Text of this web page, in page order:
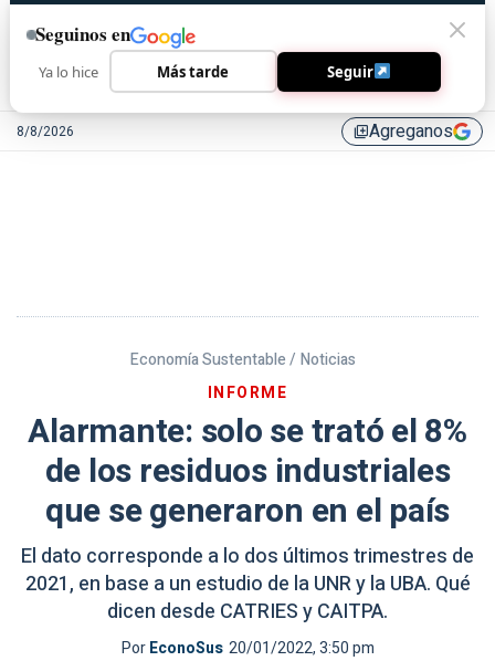
8/8/2026 library_addAgreganos
Economía Sustentable / Noticias
INFORME
Alarmante: solo se trató el 8%
de los residuos industriales
que se generaron en el país
El dato corresponde a lo dos últimos trimestres de
2021, en base a un estudio de la UNR y la UBA. Qué
dicen desde CATRIES y CAITPA.
PorEconoSus 20/01/2022, 3:50 pm
Seguinos en
Ya lo hice Más tarde Seguir